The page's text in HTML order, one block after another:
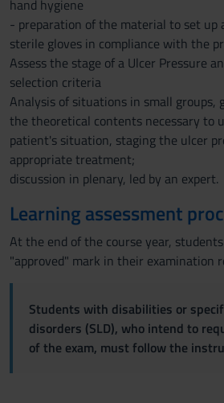
hand hygiene
- preparation of the material to set up
sterile gloves in compliance with the
Assess the stage of a Ulcer Pressure
selection criteria
Analysis of situations in small groups,
the theoretical contents necessary to
patient's situation, staging the ulcer
appropriate treatment;
discussion in plenary, led by an expert.
Learning assessment
At the end of the course year,
"approved" mark in their examination
Students with disabilities or
disorders (SLD), who intend to
of the exam, must follow the